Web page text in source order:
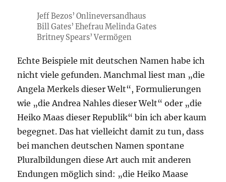
Jeff Bezos’ Onlineversandhaus
Bill Gates’ Ehefrau Melinda Gates
Britney Spears’ Vermögen
Echte Beispiele mit deutschen Namen habe ich
nicht viele gefunden. Manchmal liest man „die
Angela Merkels dieser Welt“, Formulierungen
wie „die Andrea Nahles dieser Welt“ oder „die
Heiko Maas dieser Republik“ bin ich aber kaum
begegnet. Das hat vielleicht damit zu tun, dass
bei manchen deutschen Namen spontane
Pluralbildungen diese Art auch mit anderen
Endungen möglich sind: „die Heiko Maase